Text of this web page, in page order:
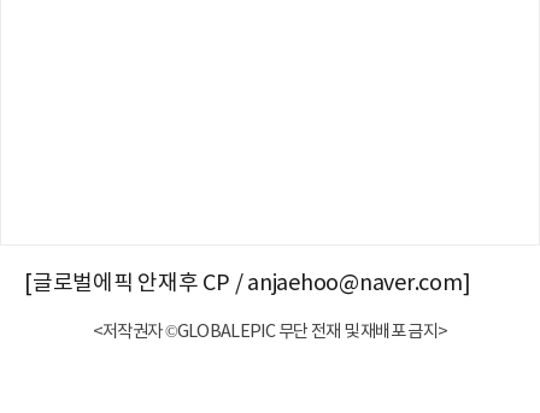
[글로벌에픽 안재후 CP / anjaehoo@naver.com]
<저작권자 ©GLOBALEPIC 무단 전재 및 재배포 금지>